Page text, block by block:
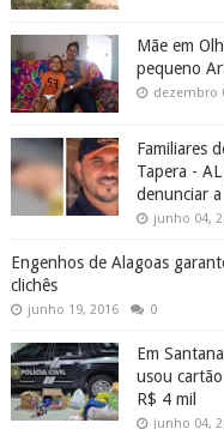
Mãe em
pequeno
dezembro
Familiares
Tapera -
denunciar
junho 04,
Engenhos de Alagoas
clichês
junho 19, 2016 0
Em
usou
R$ 4 mil
junho 04,